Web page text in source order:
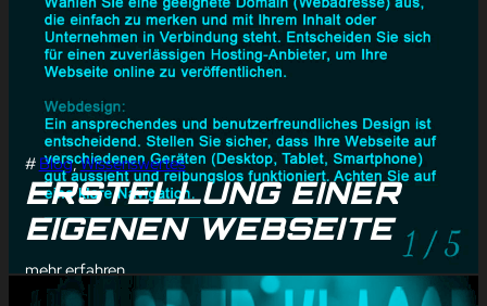
# Blog, Wissenswertes
ERSTELLUNG EINER
EIGENEN WEBSEITE
mehr erfahren